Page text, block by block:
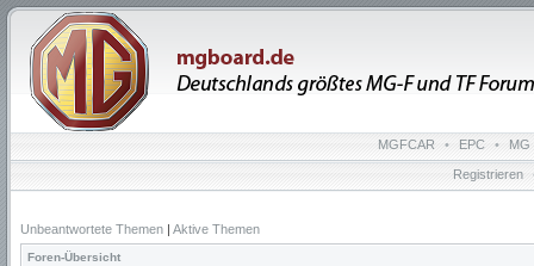
MGFCAR • EPC • MG
Registrieren
Unbeantwortete Themen | Aktive Themen
Foren-Übersicht